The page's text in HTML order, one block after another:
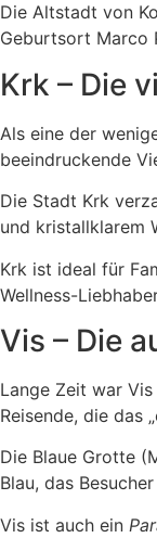
Die Altstadt von
Geburtsort Marco
Krk – Die
Als eine der
beeindruckende
Die Stadt Krk
und kristallklarem
Krk ist ideal für
Wellness-
Vis – Die
Lange Zeit war
Reisende, die das
Die Blaue Grotte
Blau, das
Vis ist auch ein